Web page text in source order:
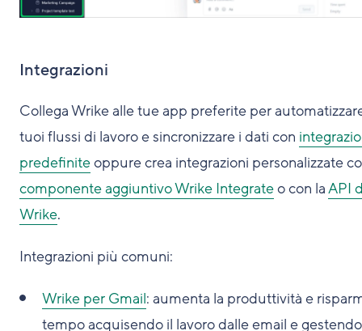
Integrazioni
Collega Wrike alle tue app preferite per
tuoi flussi di lavoro e sincronizzare i dati con
predefiniteoppure crea integrazioni personalizzate
componente aggiuntivo Wrike Integrateo con laAPI
Wrike.
Integrazioni più comuni:
Wrike per Gmail: aumenta la produttività e
tempo acquisendo il lavoro dalle email e